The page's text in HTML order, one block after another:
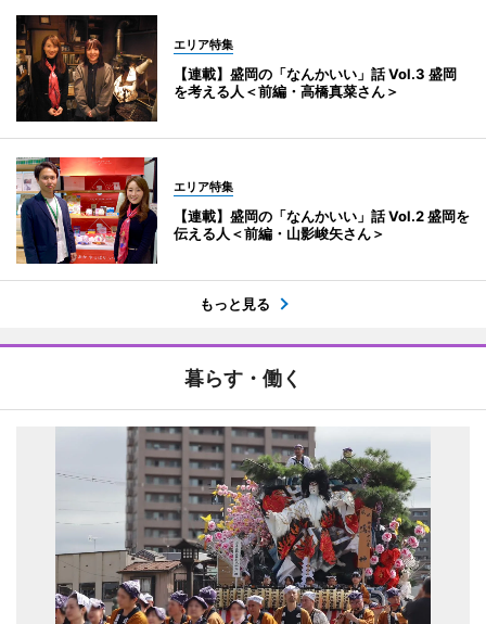
エリア特集
【連載】盛岡の「なんかいい」話 Vol.3 盛岡
を考える人＜前編・高橋真菜さん＞
エリア特集
【連載】盛岡の「なんかいい」話 Vol.2 盛岡を
伝える人＜前編・山影峻矢さん＞
もっと見る
暮らす・働く